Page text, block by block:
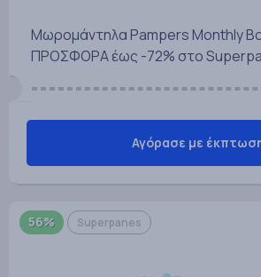
Μωρομάντηλα Pampers Monthly
ΠΡΟΣΦΟΡΑ έως -72% στο
Αγόρασε με
56% Superpanes